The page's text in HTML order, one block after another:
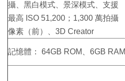
攝、黑白模式、景深模式、支援
最高 ISO 51,200；1,300 萬拍攝
像素（前）、3D Creator
記憶體： 64GB ROM、6GB RAM